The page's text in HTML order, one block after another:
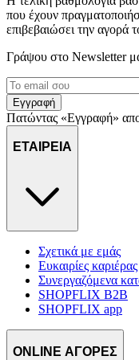
μέρους σας χρήση της
κοινωνικής δικτύωσης,
που έχουν
επιβεβαιώσει την αγορά
Γράψου στο Νewsletter
Εγγραφή
Πατώντας «Εγγραφή»
ΕΤΑΙΡΕΙΑ
Σχετικά με εμάς
Ευκαιρίες καριέρας
Συνεργαζόμενα
SHOPFLIX B2B
SHOPFLIX app
ONLINE ΑΓΟΡΕΣ